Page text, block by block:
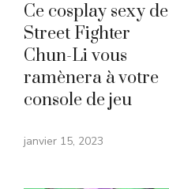
Ce cosplay sexy de
Street Fighter
Chun-Li vous
ramènera à votre
console de jeu
janvier 15, 2023